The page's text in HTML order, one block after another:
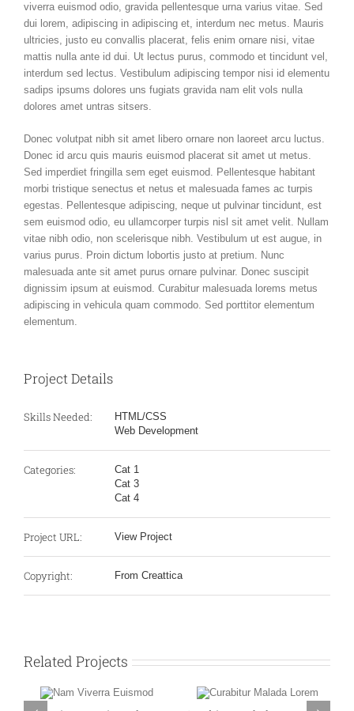
viverra euismod odio, gravida pellentesque urna varius vitae. Sed
dui lorem, adipiscing in adipiscing et, interdum nec metus. Mauris
ultricies, justo eu convallis placerat, felis enim ornare nisi, vitae
mattis nulla ante id dui. Ut lectus purus, commodo et tincidunt vel,
interdum sed lectus. Vestibulum adipiscing tempor nisi id elementu
sadips ipsums dolores uns fugiats gravida nam elit vols nulla
dolores amet untras sitsers.
Donec volutpat nibh sit amet libero ornare non laoreet arcu luctus.
Donec id arcu quis mauris euismod placerat sit amet ut metus.
Sed imperdiet fringilla sem eget euismod. Pellentesque habitant
morbi tristique senectus et netus et malesuada fames ac turpis
egestas. Pellentesque adipiscing, neque ut pulvinar tincidunt, est
sem euismod odio, eu ullamcorper turpis nisl sit amet velit. Nullam
vitae nibh odio, non scelerisque nibh. Vestibulum ut est augue, in
varius purus. Proin dictum lobortis justo at pretium. Nunc
malesuada ante sit amet purus ornare pulvinar. Donec suscipit
dignissim ipsum at euismod. Curabitur malesuada lorems metus
adipiscing in vehicula quam commodo. Sed porttitor elementum
elementum.
Project Details
Skills Needed:
HTML/CSS
Web Development
Categories:
Cat 1
Cat 3
Cat 4
Project URL: View Project
Copyright: From Creattica
Related Projects